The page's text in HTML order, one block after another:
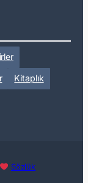
Kitaplık
Sözlük